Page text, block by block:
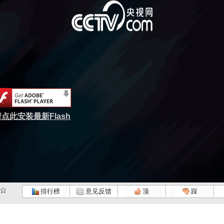
点此安装最新Flash
排行榜 意见反馈 顶 踩